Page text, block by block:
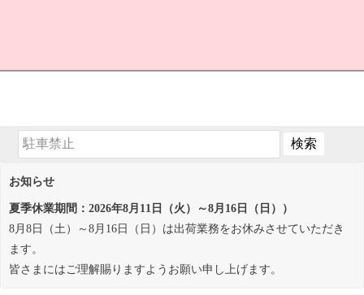
お知らせ
夏季休業期間：2026年8月11日（火）～8月16日（日））
8月8日（土）～8月16日（日）は出荷業務をお休みさせていただき
ます。
皆さまにはご理解賜りますようお願い申し上げます。